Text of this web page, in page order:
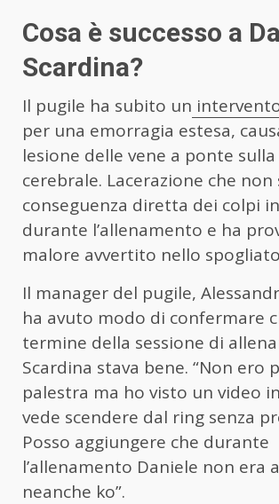
Cosa è successo a
Scardina?
Il pugile ha subito un
per una emorragia estesa,
lesione delle vene a ponte
cerebrale. Lacerazione che non
conseguenza diretta dei colpi
durante l’allenamento e ha
malore avvertito nello
Il manager del pugile,
ha avuto modo di confermare
termine della sessione di
Scardina stava bene. “Non ero
palestra ma ho visto un video
vede scendere dal ring senza
Posso aggiungere che durante
l’allenamento Daniele non era
neanche ko”.